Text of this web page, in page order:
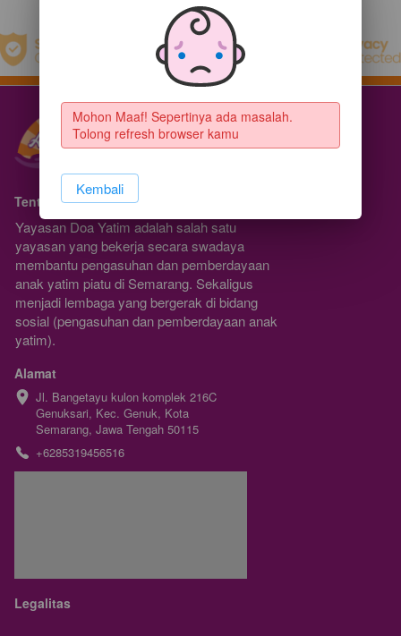
Tentang Kami
Yayasan Doa Yatim adalah salah satu
yayasan yang bekerja secara swadaya
membantu pengasuhan dan pemberdayaan
anak yatim piatu di Semarang. Sekaligus
menjadi lembaga yang bergerak di bidang
sosial (pengasuhan dan pemberdayaan anak
yatim).
Alamat
Jl. Bangetayu kulon komplek 216C
Genuksari, Kec. Genuk, Kota
Semarang, Jawa Tengah 50115
+6285319456516
Legalitas
Mohon Maaf! Sepertinya ada masalah.
Tolong refresh browser kamu
`Kembali